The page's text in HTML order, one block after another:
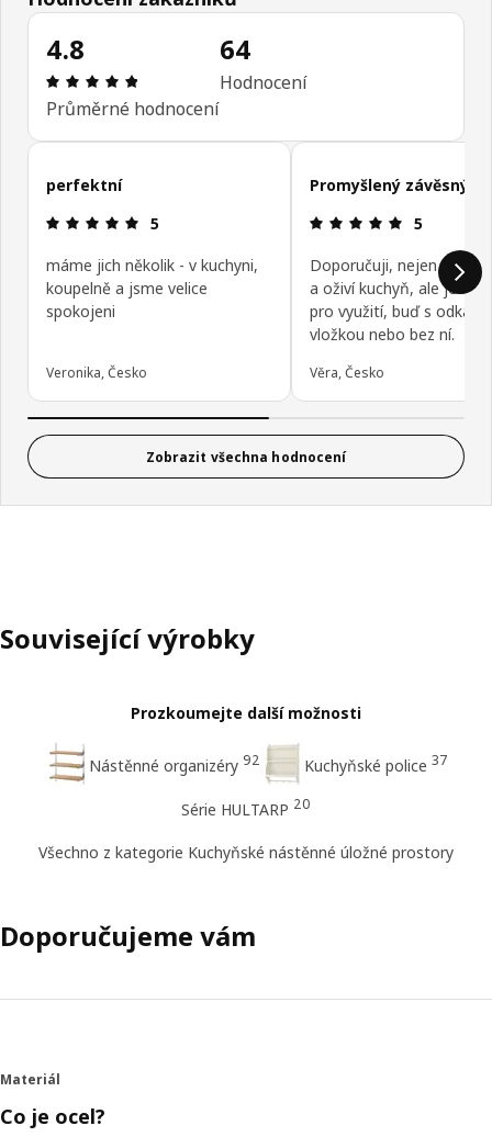
4.8
Hodnocení výrobku: 4.8 z 5 hvězdičky/hvězdiček
Průměrné hodnocení
64
Hodnocení
Přeskočit recenze zákazníků
perfektní
Hodnocení výrobku: 5 z 5 hvězdičky/hvězdiček
5
máme jich několik - v kuchyni,
koupelně a jsme velice
spokojeni
Veronika, Česko
Promyšlený závěsný
5
Doporučuji, nejen skvěle
a oživí kuchyň, ale je i
pro využití, buď s
vložkou nebo bez ní.
Věra, Česko
Zobrazit všechna hodnocení
Související výrobky
Prozkoumejte další možnosti
Nástěnné organizéry 92 Kuchyňské police 37
Série HULTARP 20
Všechno z kategorie Kuchyňské nástěnné úložné prostory
Doporučujeme vám
Materiál
Co je ocel?